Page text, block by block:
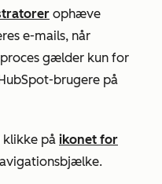
ophæve
e-mails, når
gælder kun for
brugere på
klikke på ikonet for